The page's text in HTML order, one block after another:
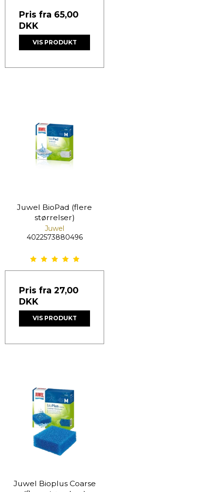
Pris fra 65,00
DKK
VIS PRODUKT
Juwel BioPad (flere
størrelser)
Juwel
4022573880496
Pris fra 27,00
DKK
VIS PRODUKT
Juwel Bioplus Coarse